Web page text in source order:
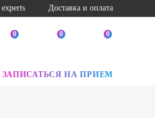
Доставка и оплата
0 0 0
SALE
ЗАПИСАТЬСЯ НА ПРИЕМ